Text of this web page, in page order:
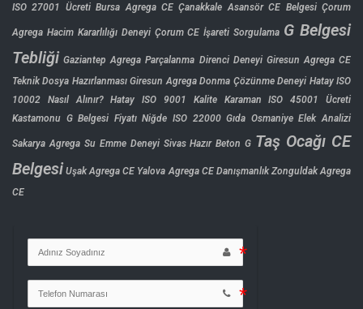
ISO 27001 Ücreti Bursa Agrega CE Çanakkale Asansör CE Belgesi Çorum
Agrega Hacim Kararlılığı Deneyi Çorum CE İşareti Sorgulama G Belgesi
Tebliği Gaziantep Agrega Parçalanma Direnci Deneyi Giresun Agrega CE
Teknik Dosya Hazırlanması Giresun Agrega Donma Çözünme Deneyi Hatay ISO
10002 Nasıl Alınır?
Hatay ISO 9001 Kalite
Karaman ISO 45001 Ücreti
Kastamonu G Belgesi Fiyatı Niğde ISO 22000 Gıda Osmaniye Elek Analizi
Sakarya Agrega Su Emme Deneyi Sivas Hazır Beton G Taş Ocağı CE
Belgesi Uşak Agrega CE Yalova Agrega CE Danışmanlık Zonguldak Agrega
CE